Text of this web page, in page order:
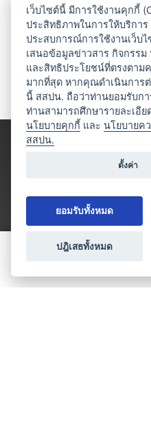
ประเภทธุรกิจไมซ์
เว็บไซต์นี้ มีการใช้งานคุกกี้
ประสิทธิภาพในการให้บริกา
ประสบการณ์การใช้งานเว็บ
เสนอข้อมูลข่าวสาร กิจกรร
และสิทธิประโยชน์ที่ตรงตา
มากที่สุด หากคุณดำเนินการ
นี้ สสปน. ถือว่าท่านยอมรับก
ท่านสามารถศึกษารายละเอีย
นโยบายคุกกี้ และนโยบายค
สสปน.
ตั้งค่า
ยอมรับทั้งหมด
ปฎิเสธทั้งหมด